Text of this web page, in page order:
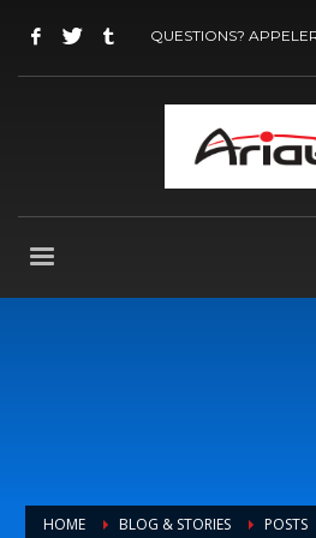
QUESTIONS?
HOME BLOG & STORIES POSTS